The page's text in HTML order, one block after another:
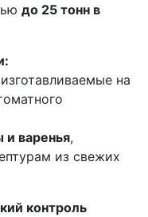
до 25 тонн в
на
варенья,
из свежих
контроль